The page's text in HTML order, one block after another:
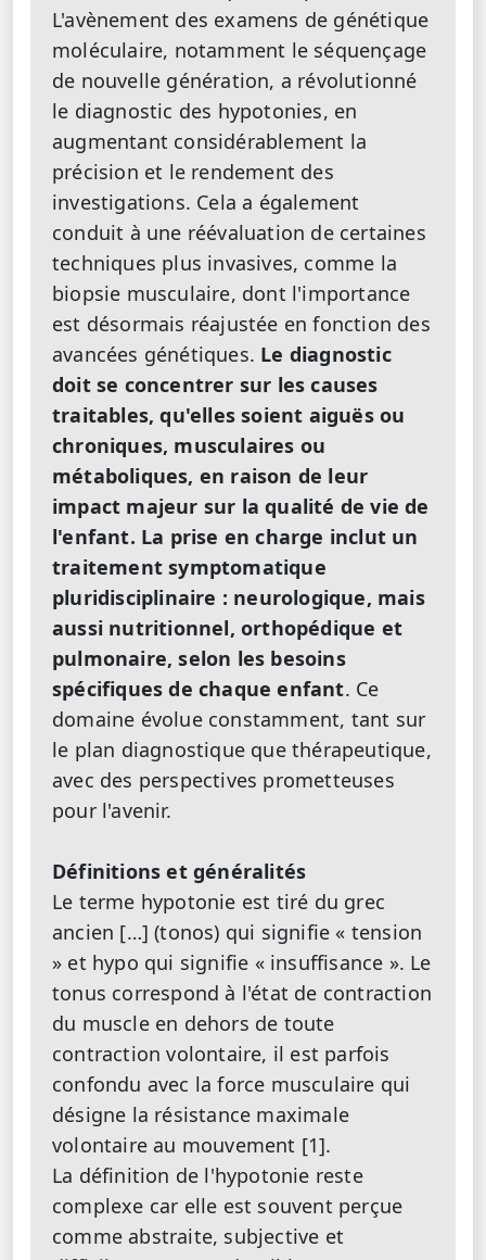
L'avènement des examens de génétique
moléculaire, notamment le séquençage
de nouvelle génération, a révolutionné
le diagnostic des hypotonies, en
augmentant considérablement la
précision et le rendement des
investigations. Cela a également
conduit à une réévaluation de certaines
techniques plus invasives, comme la
biopsie musculaire, dont l'importance
est désormais réajustée en fonction des
avancées génétiques. Le diagnostic
doit se concentrer sur les causes
traitables, qu'elles soient aiguës ou
chroniques, musculaires ou
métaboliques, en raison de leur
impact majeur sur la qualité de vie de
l'enfant. La prise en charge inclut un
traitement symptomatique
pluridisciplinaire : neurologique, mais
aussi nutritionnel, orthopédique et
pulmonaire, selon les besoins
spécifiques de chaque enfant. Ce
domaine évolue constamment, tant sur
le plan diagnostique que thérapeutique,
avec des perspectives prometteuses
pour l'avenir.
Définitions et généralités
Le terme hypotonie est tiré du grec
ancien […] (tonos) qui signifie « tension
» et hypo qui signifie « insuffisance ». Le
tonus correspond à l'état de contraction
du muscle en dehors de toute
contraction volontaire, il est parfois
confondu avec la force musculaire qui
désigne la résistance maximale
volontaire au mouvement [1].
La définition de l'hypotonie reste
complexe car elle est souvent perçue
comme abstraite, subjective et